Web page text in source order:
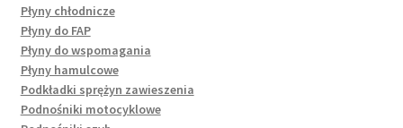
Płyny chłodnicze
Płyny do FAP
Płyny do wspomagania
Płyny hamulcowe
Podkładki sprężyn zawieszenia
Podnośniki motocyklowe